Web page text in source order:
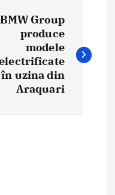
BMW Group
produce
modele
în uzina din
Araquari